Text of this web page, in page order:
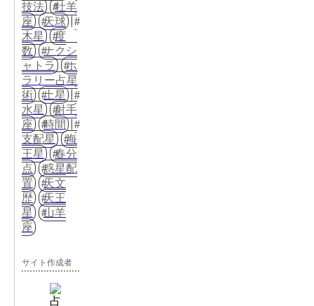
技法
牡羊
座
天球
木星
度
数
ナクシ
ャトラ
ホ
ラリー占星
術
土星
水星
射手
座
時間
支配星
海
王星
春分
点
惑星配
置
天文
歴
天王
星
山羊
座
サイト作成者